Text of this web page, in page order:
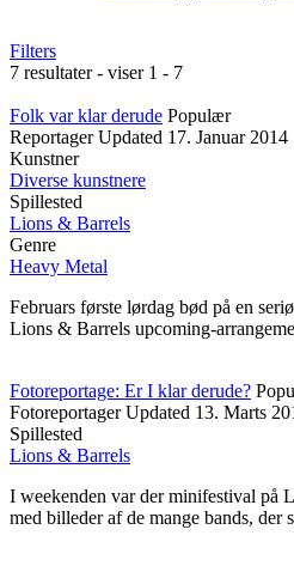
Filters
7 resultater - viser 1 - 7
Folk var klar derude Populær
Reportager Updated 17. Januar 2014
Kunstner
Diverse kunstnere
Spillested
Lions & Barrels
Genre
Heavy Metal
Februars første lørdag bød på en
Lions & Barrels upcoming-
Fotoreportage: Er I klar derude?
Fotoreportager Updated 13. Marts
Spillested
Lions & Barrels
I weekenden var der minifestival på
med billeder af de mange bands, der